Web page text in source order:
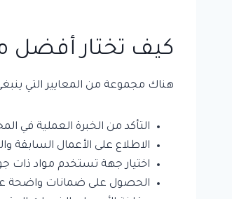
كيف تختار أفضل
هناك مجموعة من المعايير التي
التأكد من الخبرة العملية في
الاطلاع على الأعمال السابقة
اختيار جهة تستخدم مواد ذات
الحصول على ضمانات واضحة